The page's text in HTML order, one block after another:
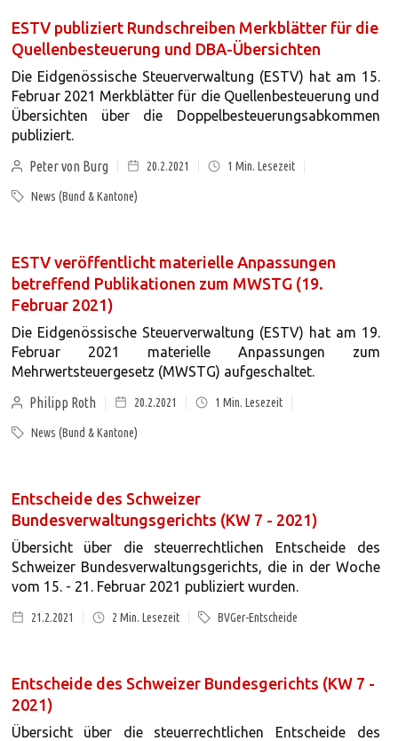
ESTV publiziert Rundschreiben Merkblätter für die
Quellenbesteuerung und DBA-Übersichten
Die Eidgenössische Steuerverwaltung (ESTV) hat am 15.
Februar 2021 Merkblätter für die Quellenbesteuerung und
Übersichten über die Doppelbesteuerungsabkommen
publiziert.
Peter von Burg
20.2.2021 1 Min. Lesezeit
News (Bund & Kantone)
ESTV veröffentlicht materielle Anpassungen
betreffend Publikationen zum MWSTG (19.
Februar 2021)
Die Eidgenössische Steuerverwaltung (ESTV) hat am 19.
Februar 2021 materielle Anpassungen zum
Mehrwertsteuergesetz (MWSTG) aufgeschaltet.
Philipp Roth
20.2.2021 1 Min. Lesezeit
News (Bund & Kantone)
Entscheide des Schweizer
Bundesverwaltungsgerichts (KW 7 - 2021)
Übersicht über die steuerrechtlichen Entscheide des
Schweizer Bundesverwaltungsgerichts, die in der Woche
vom 15. - 21. Februar 2021 publiziert wurden.
21.2.2021 2 Min. Lesezeit BVGer-Entscheide
Entscheide des Schweizer Bundesgerichts (KW 7 -
2021)
Übersicht über die steuerrechtlichen Entscheide des